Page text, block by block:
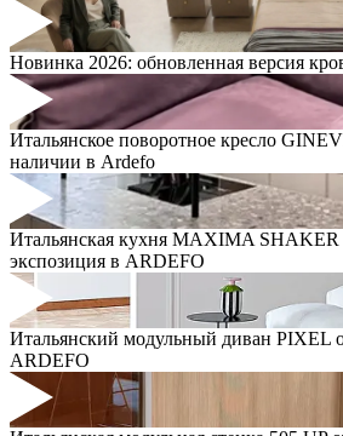
Новинка 2026: обновленная версия
Итальянское поворотное кресло
наличии в Ardefo
Итальянская кухня MAXIMA SHAKER
экспозиция в ARDEFO
Итальянский модульный диван PIXEL
ARDEFO